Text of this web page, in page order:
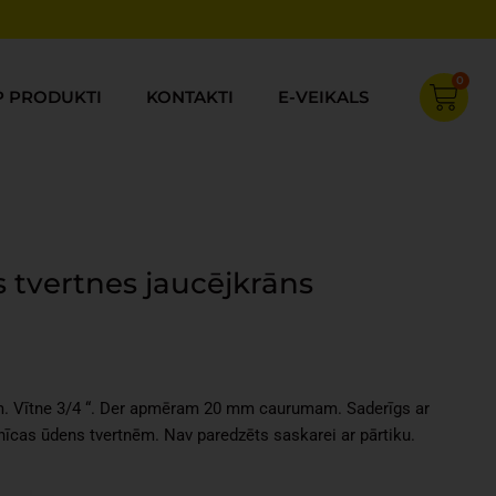
PRODUKTI KONTAKTI E-VEIKALS
0
Cart
tvertnes jaucējkrāns
Vītne 3/4 “. Der apmēram 20 mm caurumam. Saderīgs ar
ūdens tvertnēm. Nav paredzēts saskarei ar pārtiku.